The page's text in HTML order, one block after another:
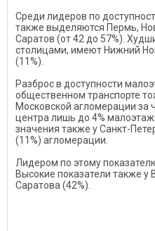
Среди лидеров по
также выделяются Пермь,
Саратов (от 42 до 57%).
столицами, имеют Нижний
(11%).
Разброс в доступности
общественном транспорте
Московской агломерации за
центра лишь до 4%
значения также у Санкт-
(11%) агломерации.
Лидером по этому
Высокие показатели также у
Саратова (42%).